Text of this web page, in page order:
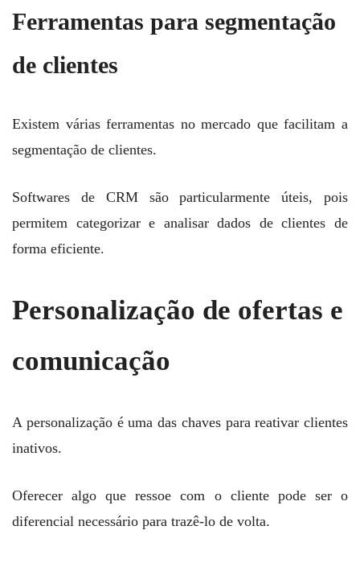
Ferramentas para segmentação
de clientes
Existem várias ferramentas no mercado que facilitam a
segmentação de clientes.
Softwares de CRM são particularmente úteis, pois
permitem categorizar e analisar dados de clientes de
forma eficiente.
Personalização de ofertas e
comunicação
A personalização é uma das chaves para reativar clientes
inativos.
Oferecer algo que ressoe com o cliente pode ser o
diferencial necessário para trazê-lo de volta.